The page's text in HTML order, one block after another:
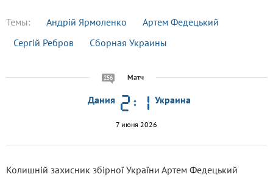
Темы: Андрій Ярмоленко
Артем Федецький
Сергій Ребров
Сборная Украины
256 Матч
Дания Украина
7 июня 2026
Колишній захисник збірної України Артем Федецький